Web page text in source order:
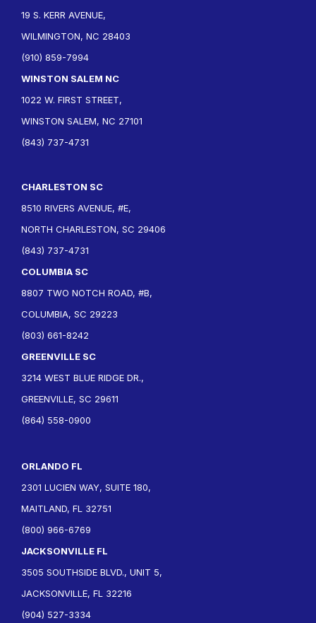
19 S. KERR AVENUE,
WILMINGTON, NC 28403
(910) 859-7994
WINSTON SALEM NC
1022 W. FIRST STREET,
WINSTON SALEM, NC 27101
(843) 737-4731
CHARLESTON SC
8510 RIVERS AVENUE, #E,
NORTH CHARLESTON, SC 29406
(843) 737-4731
COLUMBIA SC
8807 TWO NOTCH ROAD, #B,
COLUMBIA, SC 29223
(803) 661-8242
GREENVILLE SC
3214 WEST BLUE RIDGE DR.,
GREENVILLE, SC 29611
(864) 558-0900
ORLANDO FL
2301 LUCIEN WAY, SUITE 180,
MAITLAND, FL 32751
(800) 966-6769
JACKSONVILLE FL
3505 SOUTHSIDE BLVD., UNIT 5,
JACKSONVILLE, FL 32216
(904) 527-3334